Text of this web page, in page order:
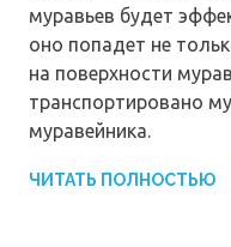
муравьев будет
оно попадет не
на поверхности
транспортировано
муравейника.
ЧИТАТЬ ПОЛНОСТЬЮ